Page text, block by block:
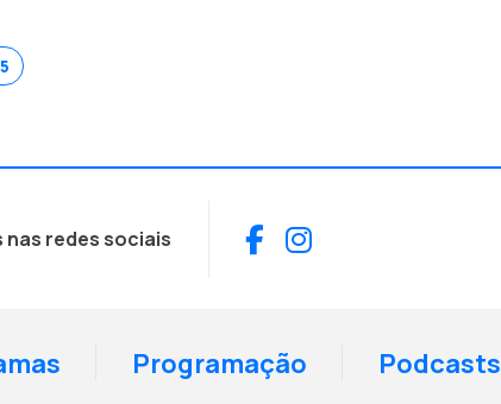
nas redes sociais Facebook
Instagram
Programação Podcasts